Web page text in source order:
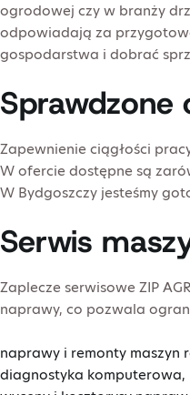
ogrodowej czy w branży
odpowiadają za
gospodarstwa i dobrać
Sprawdzone
Zapewnienie ciągłości
W ofercie dostępne są
W Bydgoszczy jesteśmy
Serwis
Zaplecze serwisowe ZIP
naprawy, co pozwala
naprawy i remonty maszyn
diagnostyka komputerowa,